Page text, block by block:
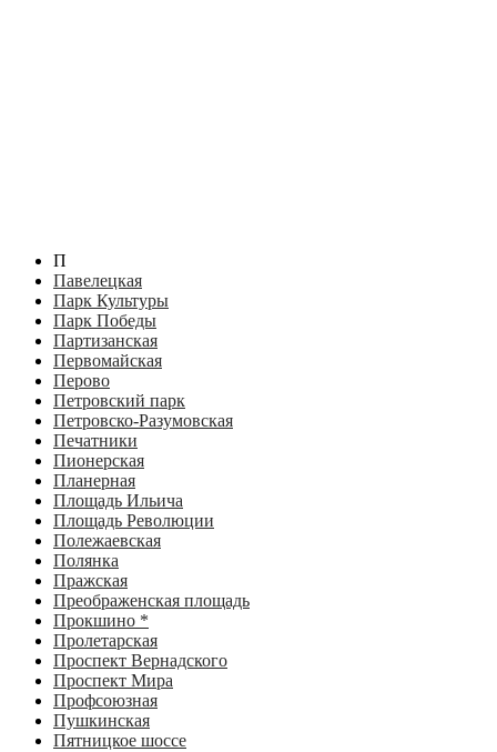
П
Павелецкая
Парк Культуры
Парк Победы
Партизанская
Первомайская
Перово
Петровский парк
Петровско-Разумовская
Печатники
Пионерская
Планерная
Площадь Ильича
Площадь Революции
Полежаевская
Полянка
Пражская
Преображенская площадь
Прокшино *
Пролетарская
Проспект Вернадского
Проспект Мира
Профсоюзная
Пушкинская
Пятницкое шоссе